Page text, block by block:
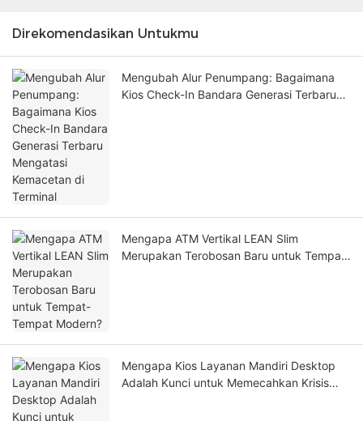
Direkomendasikan Untukmu
Mengubah Alur Penumpang: Bagaimana
Kios Check-In Bandara Generasi Terbaru
Mengapa ATM Vertikal LEAN Slim
Merupakan Terobosan Baru untuk Tempat-
Mengapa Kios Layanan Mandiri Desktop
Adalah Kunci untuk Memecahkan Krisis